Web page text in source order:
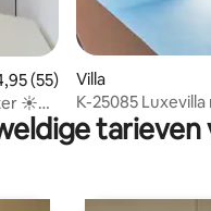
beoordeling van
(55)
☀
Villa
K-25085
Vodice -